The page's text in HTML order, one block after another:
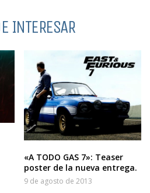
INTERESAR
«A TODO GAS 7»: Teaser
poster de la nueva entrega.
9 de agosto de 2013